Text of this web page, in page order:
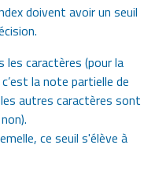
doivent avoir un seuil
les caractères (pour la
la note partielle de
autres caractères sont
ce seuil s'élève à